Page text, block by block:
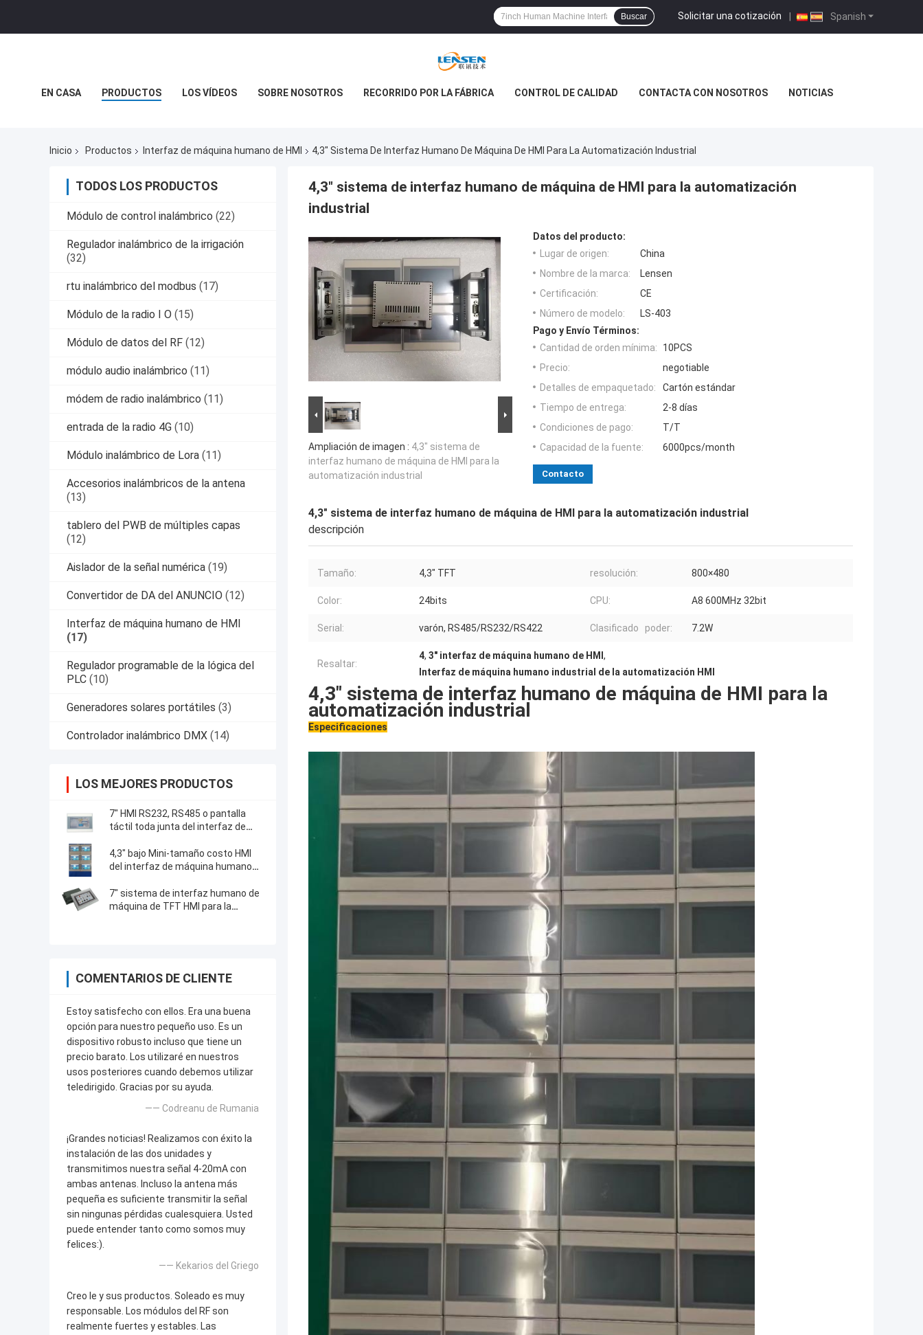
Spanish
Solicitar una cotización |
Buscar
EN CASA PRODUCTOS LOS VÍDEOS SOBRE NOSOTROS RECORRIDO POR LA FÁBRICA CONTROL DE CALIDAD CONTACTA CON NOSOTROS NOTICIAS
Inicio Productos Interfaz de máquina humano de HMI 4,3" Sistema De Interfaz Humano De Máquina De HMI Para La Automatización Industrial
TODOS LOS PRODUCTOS
Módulo de control inalámbrico (22)
Regulador inalámbrico de la irrigación
(32)
rtu inalámbrico del modbus (17)
Módulo de la radio I O (15)
Módulo de datos del RF (12)
módulo audio inalámbrico (11)
módem de radio inalámbrico (11)
entrada de la radio 4G (10)
Módulo inalámbrico de Lora (11)
Accesorios inalámbricos de la antena
(13)
tablero del PWB de múltiples capas
(12)
Aislador de la señal numérica (19)
Convertidor de DA del ANUNCIO (12)
Interfaz de máquina humano de HMI
(17)
Regulador programable de la lógica del
PLC (10)
Generadores solares portátiles (3)
Controlador inalámbrico DMX (14)
LOS MEJORES PRODUCTOS
7" HMI RS232, RS485 o pantalla
táctil toda junta del interfaz de
de la industria
4,3" bajo Mini-tamaño costo HMI
del interfaz de máquina humano
Embedded
7" sistema de interfaz humano de
máquina de TFT HMI para la
COMENTARIOS DE CLIENTE
Estoy satisfecho con ellos. Era una buena
opción para nuestro pequeño uso. Es un
dispositivo robusto incluso que tiene un
precio barato. Los utilizaré en nuestros
usos posteriores cuando debemos utilizar
teledirigido. Gracias por su ayuda.
—— Codreanu de Rumania
¡Grandes noticias! Realizamos con éxito la
instalación de las dos unidades y
transmitimos nuestra señal 4-20mA con
ambas antenas. Incluso la antena más
pequeña es suficiente transmitir la señal
sin ningunas pérdidas cualesquiera. Usted
puede entender tanto como somos muy
felices:).
—— Kekarios del Griego
Creo le y sus productos. Soleado es muy
responsable. Los módulos del RF son
realmente fuertes y estables. Las
4,3" sistema de interfaz humano de máquina de HMI para la automatización
industrial
Ampliación de imagen : 4,3" sistema de
interfaz humano de máquina de HMI para la
automatización industrial
Datos del producto:
Lugar de origen:
China
Nombre de la marca:
Lensen
Certificación:
CE
Número de modelo:
LS-403
Pago y Envío Términos:
Cantidad de orden mínima:
10PCS
Precio:
negotiable
Detalles de empaquetado:
Cartón estándar
Tiempo de entrega:
2-8 días
Condiciones de pago:
T/T
Capacidad de la fuente:
6000pcs/month
Contacto
4,3" sistema de interfaz humano de máquina de HMI para la automatización industrial
descripción
Tamaño: 4,3" TFT resolución: 800×480
Color: 24bits CPU: A8 600MHz 32bit
Serial: varón, RS485/RS232/RS422 Clasificado poder: 7.2W
Resaltar:
4, 3" interfaz de máquina humano de HMI ,
Interfaz de máquina humano industrial de la automatización HMI
4,3" sistema de interfaz humano de máquina de HMI para la
automatización industrial
Especificaciones